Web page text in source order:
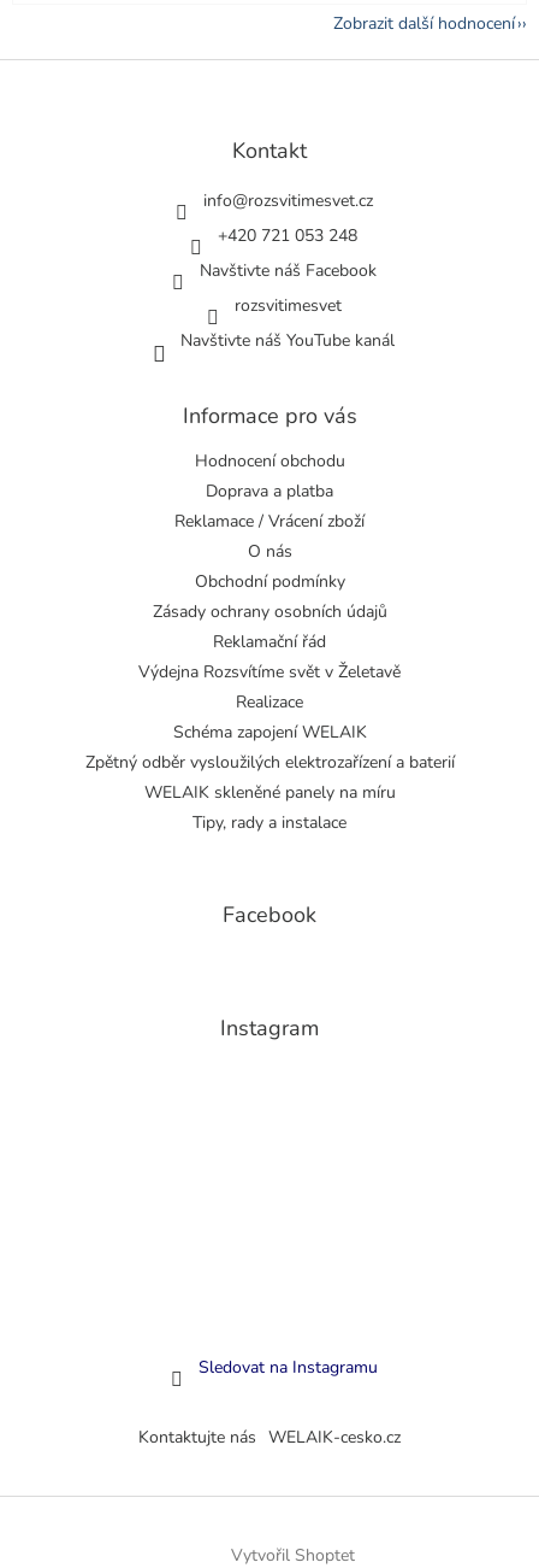
Zobrazit další hodnocení
Z
Kontakt
info@rozsvitimesvet.cz
+420 721 053 248
Navštivte náš Facebook
rozsvitimesvet
Navštivte náš YouTube kanál
Informace pro vás
Hodnocení obchodu
Doprava a platba
Reklamace / Vrácení zboží
O nás
Obchodní podmínky
Zásady ochrany osobních údajů
Reklamační řád
Výdejna Rozsvítíme svět v Želetavě
Realizace
Schéma zapojení WELAIK
Zpětný odběr vysloužilých elektrozařízení a baterií
WELAIK skleněné panely na míru
Tipy, rady a instalace
Facebook
Instagram
Sledovat na Instagramu
Kontaktujte nás WELAIK-cesko.cz
Vytvořil Shoptet